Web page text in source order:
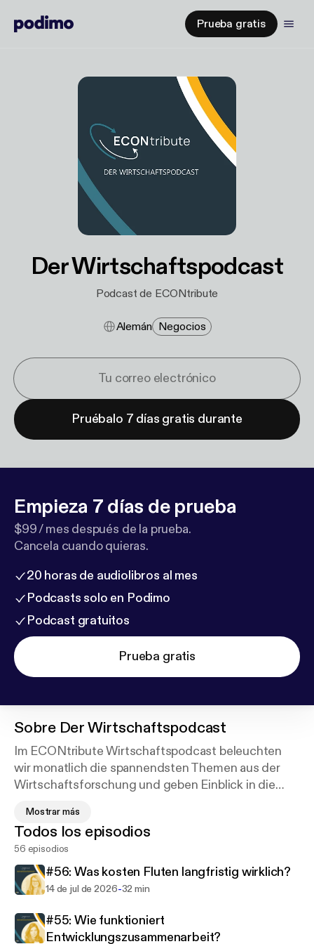
Prueba gratis
Der Wirtschaftspodcast
Podcast de ECONtribute
Alemán Negocios
Pruébalo 7 días gratis durante
Empieza 7 días de prueba
$99 / mes después de la prueba.
Cancela cuando quieras.
20 horas de audiolibros al mes
Podcasts solo en Podimo
Podcast gratuitos
Prueba gratis
Sobre Der Wirtschaftspodcast
Im ECONtribute Wirtschaftspodcast beleuchten
wir monatlich die spannendsten Themen aus der
Wirtschaftsforschung und geben Einblick in die
ECONtribute ist der einzige
wirtschaftswissenschaftliche Exzellenzcluster
Deutschlands, getragen von den Universitäten
Bonn und Köln, gefördert von der Deutschen
forscht zu Märkten im Spannungsfeld zwischen
Wirtschaft, Politik und Gesellschaft.
Mostrar más
Todos los episodios
56 episodios
#56: Was kosten Fluten langfristig wirklich?
14 de jul de 2026-32 min
#55: Wie funktioniert
Entwicklungszusammenarbeit?